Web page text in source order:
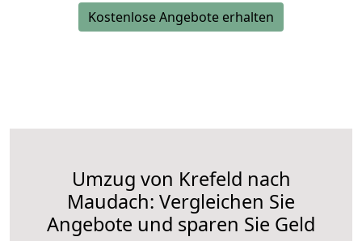
Kostenlose Angebote erhalten
Umzug von Krefeld nach
Maudach: Vergleichen Sie
Angebote und sparen Sie Geld